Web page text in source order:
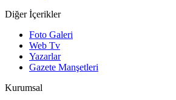
Diğer İçerikler
Foto Galeri
Web Tv
Yazarlar
Gazete Manşetleri
Kurumsal